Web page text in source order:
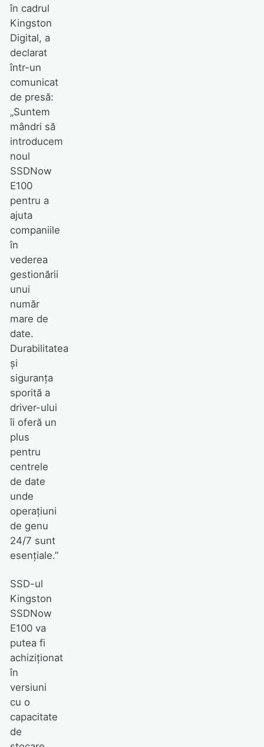
în cadrul
Kingston
Digital, a
declarat
într-un
comunicat
de presă:
„Suntem
mândri să
introducem
noul
SSDNow
E100
pentru a
ajuta
companiile
în
vederea
gestionării
unui
număr
mare de
date.
Durabilitatea
şi
siguranţa
sporită a
driver-ului
îi oferă un
plus
pentru
centrele
de date
unde
operaţiuni
de genu
24/7 sunt
esenţiale.”
SSD-ul
Kingston
SSDNow
E100 va
putea fi
achiziţionat
în
versiuni
cu o
capacitate
de